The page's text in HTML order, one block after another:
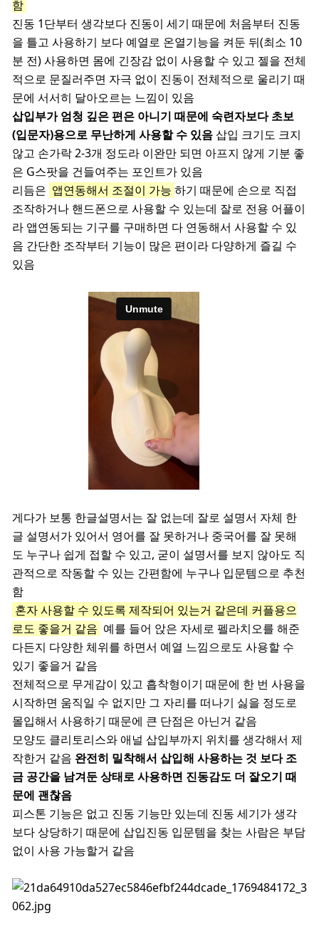
함
진동 1단부터 생각보다 진동이 세기 때문에 처음부터 진동
을 틀고 사용하기 보다 예열로 온열기능을 켜둔 뒤(최소 10
분 전) 사용하면 몸에 긴장감 없이 사용할 수 있고 젤을 전체
적으로 문질러주면 자극 없이 진동이 전체적으로 울리기 때
문에 서서히 달아오르는 느낌이 있음
삽입부가 엄청 깊은 편은 아니기 때문에 숙련자보다 초보
(입문자)용으로 무난하게 사용할 수 있음삽입 크기도 크지
않고 손가락 2-3개 정도라 이완만 되면 아프지 않게 기분 좋
은 G스팟을 건들여주는 포인트가 있음
리듬은 앱연동해서 조절이 가능 하기 때문에 손으로 직접
조작하거나 핸드폰으로 사용할 수 있는데 잘로 전용 어플이
라 앱연동되는 기구를 구매하면 다 연동해서 사용할 수 있
음 간단한 조작부터 기능이 많은 편이라 다양하게 즐길 수
있음
게다가 보통 한글설명서는 잘 없는데 잘로 설명서 자체 한
글 설명서가 있어서 영어를 잘 못하거나 중국어를 잘 못해
도 누구나 쉽게 접할 수 있고, 굳이 설명서를 보지 않아도 직
관적으로 작동할 수 있는 간편함에 누구나 입문템으로 추천
함
혼자 사용할 수 있도록 제작되어 있는거 같은데 커플용으
로도 좋을거 같음 예를 들어 앉은 자세로 펠라치오를 해준
다든지 다양한 체위를 하면서 예열 느낌으로도 사용할 수
있기 좋을거 같음
전체적으로 무게감이 있고 흡착형이기 때문에 한 번 사용을
시작하면 움직일 수 없지만 그 자리를 떠나기 싫을 정도로
몰입해서 사용하기 때문에 큰 단점은 아닌거 같음
모양도 클리토리스와 애널 삽입부까지 위치를 생각해서 제
작한거 같음 완전히 밀착해서 삽입해 사용하는 것 보다 조
금 공간을 남겨둔 상태로 사용하면 진동감도 더 잘오기 때
문에 괜찮음
피스톤 기능은 없고 진동 기능만 있는데 진동 세기가 생각
보다 상당하기 때문에 삽입진동 입문템을 찾는 사람은 부담
없이 사용 가능할거 같음